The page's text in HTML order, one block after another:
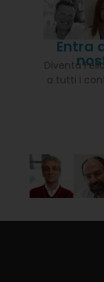
Entra
Diventa
a tutti i